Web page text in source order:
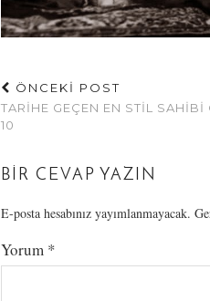
ÖNCEKİ POST
TARIHE GEÇEN EN STIL SAHIBI
10
BIR CEVAP YAZIN
E-posta hesabınız yayımlanmayacak.
Yorum *